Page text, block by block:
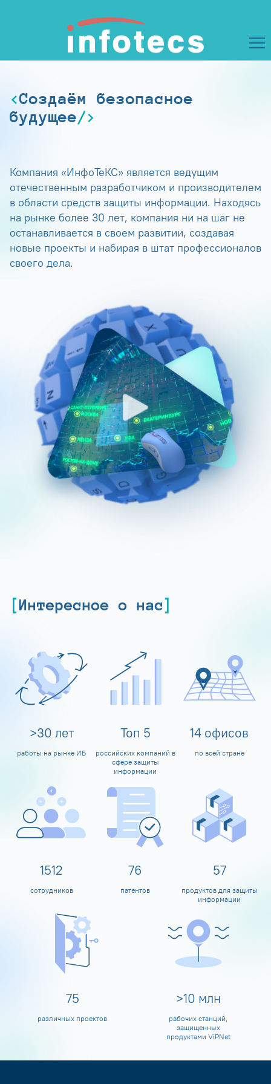
Создаём безопасное
будущее
Компания «ИнфоТеКС» является ведущим
отечественным разработчиком и производителем
в области средств защиты информации. Находясь
на рынке более 30 лет, компания ни на шаг не
останавливается в своем развитии, создавая
новые проекты и набирая в штат профессионалов
своего дела.
Интересное о нас
>30 лет
работы на рынке ИБ
Топ 5
российских компаний в
сфере защиты
информации
14 офисов
по всей стране
1600
сотрудников
80
патентов
60
продуктов для защиты
информации
80
различных проектов
>10 млн
рабочих станций,
защищенных
продуктами ViPNet